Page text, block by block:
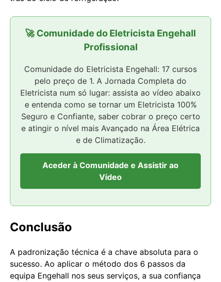
🚀 Comunidade do Eletricista Engehall
Profissional
Comunidade do Eletricista Engehall: 17 cursos
pelo preço de 1. A Jornada Completa do
Eletricista num só lugar: assista ao vídeo abaixo
e entenda como se tornar um Eletricista 100%
Seguro e Confiante, saber cobrar o preço certo
e atingir o nível mais Avançado na Área Elétrica
e de Climatização.
Aceder à Comunidade e Assistir ao
Vídeo
Conclusão
A padronização técnica é a chave absoluta para o
sucesso. Ao aplicar o método dos 6 passos da
equipa Engehall nos seus serviços, a sua confiança